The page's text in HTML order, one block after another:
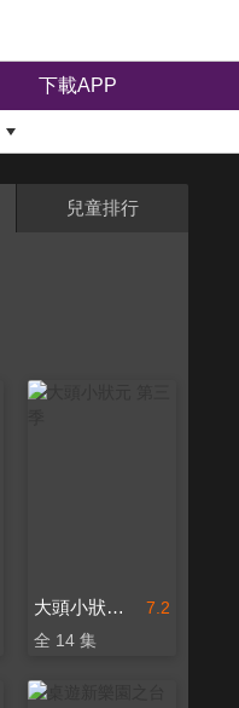
下載APP
兒童排行
7.2
大頭小狀元 第三季
全 14 集